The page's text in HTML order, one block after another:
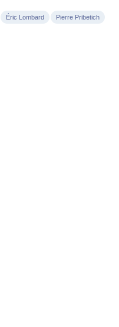
Éric Lombard Pierre Pribetich